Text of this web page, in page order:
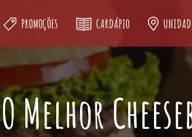
PROMOÇÕES CARDÁPIO
O Melhor